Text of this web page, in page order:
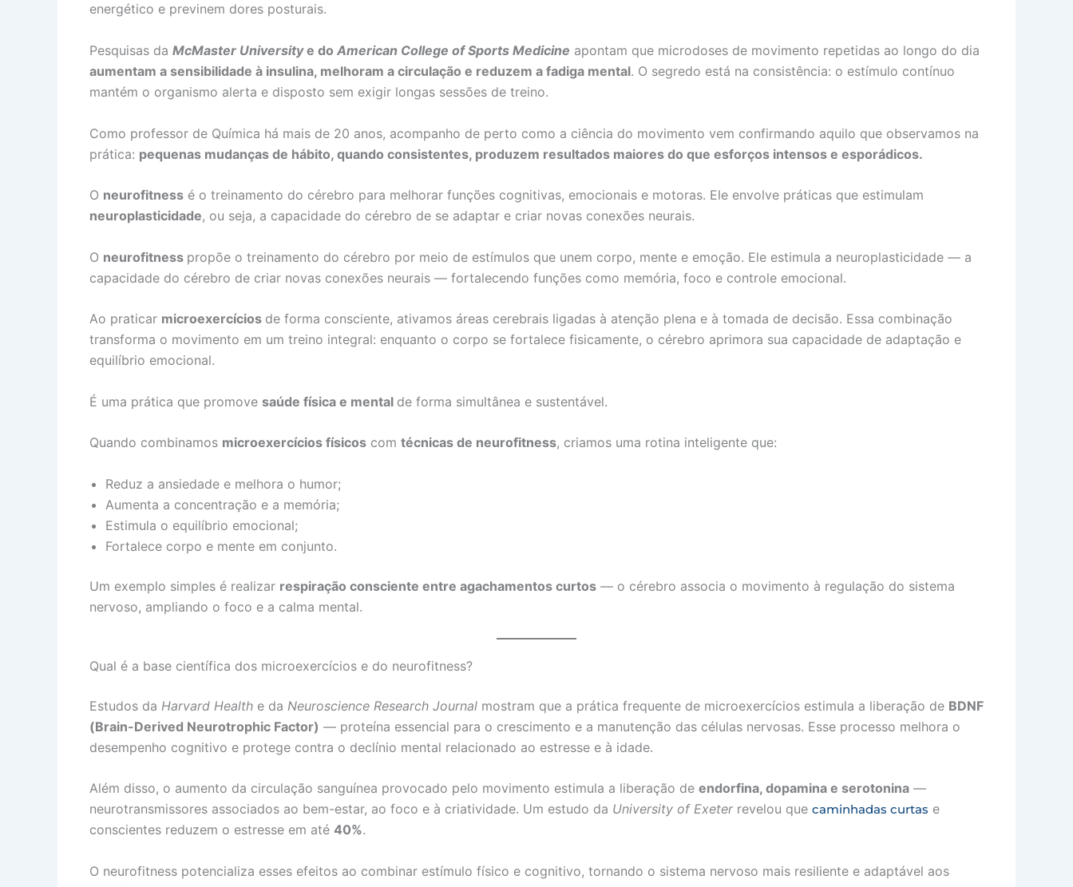
energético e previnem dores posturais.
Pesquisas da McMaster Universitye do American College of Sports Medicine apontam que microdoses de movimento repetidas ao longo do dia
aumentam a sensibilidade à insulina, melhoram a circulação e reduzem a fadiga mental. O segredo está na consistência: o estímulo contínuo
mantém o organismo alerta e disposto sem exigir longas sessões de treino.
Como professor de Química há mais de 20 anos, acompanho de perto como a ciência do movimento vem confirmando aquilo que observamos na
prática: pequenas mudanças de hábito, quando consistentes, produzem resultados maiores do que esforços intensos e esporádicos.
O neurofitness é o treinamento do cérebro para melhorar funções cognitivas, emocionais e motoras. Ele envolve práticas que estimulam
neuroplasticidade, ou seja, a capacidade do cérebro de se adaptar e criar novas conexões neurais.
O neurofitness propõe o treinamento do cérebro por meio de estímulos que unem corpo, mente e emoção. Ele estimula a neuroplasticidade — a
capacidade do cérebro de criar novas conexões neurais — fortalecendo funções como memória, foco e controle emocional.
Ao praticar microexercícios de forma consciente, ativamos áreas cerebrais ligadas à atenção plena e à tomada de decisão. Essa combinação
transforma o movimento em um treino integral: enquanto o corpo se fortalece fisicamente, o cérebro aprimora sua capacidade de adaptação e
equilíbrio emocional.
É uma prática que promove saúde física e mental de forma simultânea e sustentável.
Quando combinamos microexercícios físicos com técnicas de neurofitness, criamos uma rotina inteligente que:
Reduz a ansiedade e melhora o humor;
Aumenta a concentração e a memória;
Estimula o equilíbrio emocional;
Fortalece corpo e mente em conjunto.
Um exemplo simples é realizar respiração consciente entre agachamentos curtos — o cérebro associa o movimento à regulação do sistema
nervoso, ampliando o foco e a calma mental.
Qual é a base científica dos microexercícios e do neurofitness?
Estudos da Harvard Health e da Neuroscience Research Journal mostram que a prática frequente de microexercícios estimula a liberação de BDNF
(Brain-Derived Neurotrophic Factor) — proteína essencial para o crescimento e a manutenção das células nervosas. Esse processo melhora o
desempenho cognitivo e protege contra o declínio mental relacionado ao estresse e à idade.
Além disso, o aumento da circulação sanguínea provocado pelo movimento estimula a liberação de endorfina, dopamina e serotonina —
neurotransmissores associados ao bem-estar, ao foco e à criatividade. Um estudo da University of Exeterrevelou que caminhadas curtas e
conscientes reduzem o estresse em até 40%.
O neurofitness potencializa esses efeitos ao combinar estímulo físico e cognitivo, tornando o sistema nervoso mais resiliente e adaptável aos